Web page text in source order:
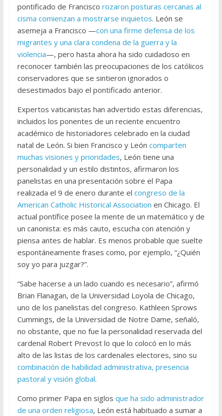
pontificado de Francisco rozaron posturas cercanas al
cisma comienzan a mostrarse inquietos. León se
asemeja a Francisco —con una firme defensa de los
migrantes y una clara condena de la guerra y la
violencia—, pero hasta ahora ha sido cuidadoso en
reconocer también las preocupaciones de los católicos
conservadores que se sintieron ignorados o
desestimados bajo el pontificado anterior.
Expertos vaticanistas han advertido estas diferencias,
incluidos los ponentes de un reciente encuentro
académico de historiadores celebrado en la ciudad
natal de León. Si bien Francisco y León comparten
muchas visiones y prioridades, León tiene una
personalidad y un estilo distintos, afirmaron los
panelistas en una presentación sobre el Papa
realizada el 9 de enero durante el congreso de la
American Catholic Historical Association en Chicago. El
actual pontífice posee la mente de un matemático y de
un canonista: es más cauto, escucha con atención y
piensa antes de hablar. Es menos probable que suelte
espontáneamente frases como, por ejemplo, “¿Quién
soy yo para juzgar?”.
“Sabe hacerse a un lado cuando es necesario”, afirmó
Brian Flanagan, de la Universidad Loyola de Chicago,
uno de los panelistas del congreso. Kathleen Sprows
Cummings, de la Universidad de Notre Dame, señaló,
no obstante, que no fue la personalidad reservada del
cardenal Robert Prevost lo que lo colocó en lo más
alto de las listas de los cardenales electores, sino su
combinación de habilidad administrativa, presencia
pastoral y visión global.
Como primer Papa en siglos que ha sido administrador
de una orden religiosa, León está habituado a sumar a